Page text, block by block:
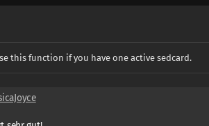
this function if you have one active sedcard.